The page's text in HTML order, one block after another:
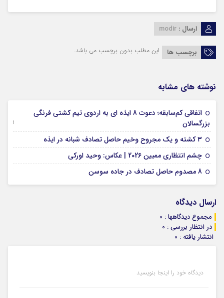
ارسال : modir
برچسب ها این مطلب بدون برچسب می باشد.
نوشته های مشابه
اتفاقی کم‌سابقه؛ دعوت 8 ایذه ای به اردوی تیم کشتی فرنگی
بزرگسالان
09 جولای 2026
۳ کشته و یک مجروح وخیم حاصل تصادف شبانه در ایذه
چشم انتظاری ممبین 2026 | عکاس: وحید اورکی
8 مصدوم حاصل تصادف در جاده سوسن
ارسال دیدگاه
مجموع دیدگاهها : 0
در انتظار بررسی : 0
انتشار یافته : 0
دیدگاه خود را اینجا بنویسید